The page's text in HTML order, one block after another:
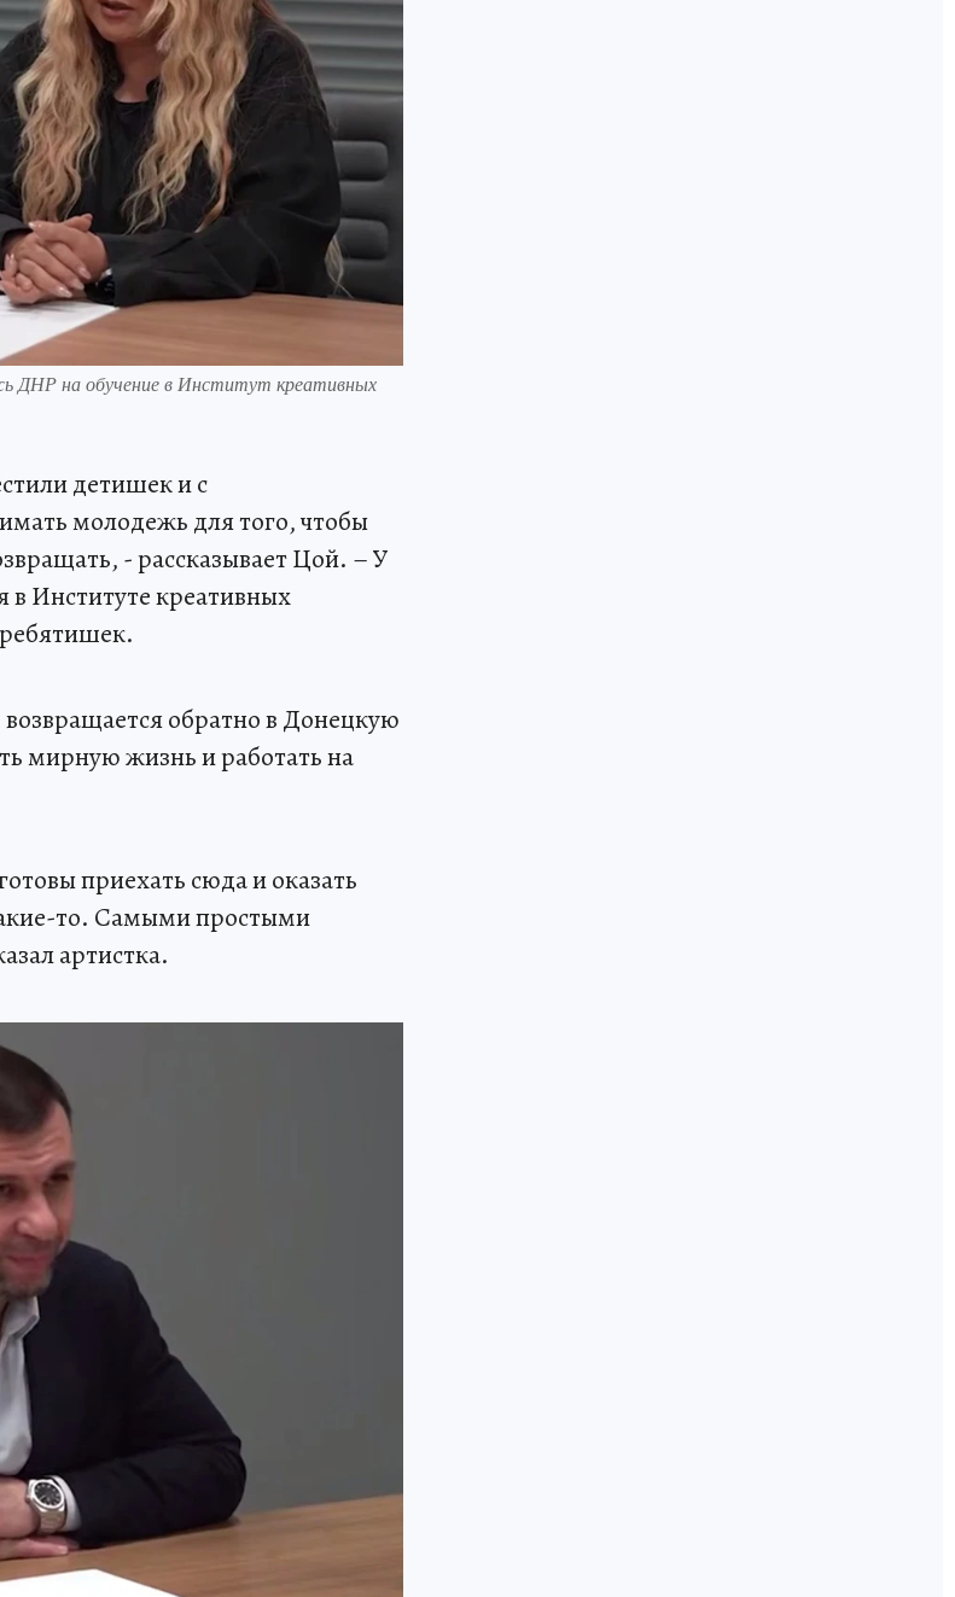
ДНР на обучение в Институт креативных
детишек и с
молодежь для того, чтобы
- рассказывает Цой. – У
в Институте креативных
обратно в Донецкую
мирную жизнь и работать на
приехать сюда и оказать
то. Самыми простыми
артистка.